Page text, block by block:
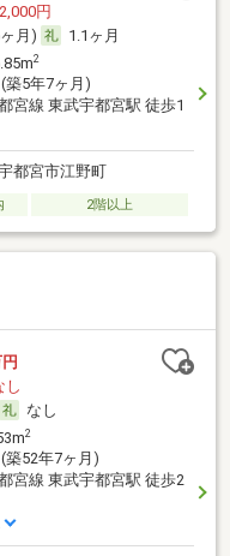
円
月)
1.1ヶ月
2
築5年7ヶ月)
宮線 東武宇都宮駅 徒歩1
都宮市江野町
2階以上
し
なし
2
築52年7ヶ月)
宮線 東武宇都宮駅 徒歩2